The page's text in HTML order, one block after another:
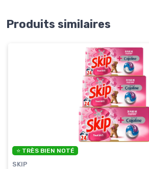
Produits similaires
⭐ TRÈS BIEN NOTÉ
SKIP